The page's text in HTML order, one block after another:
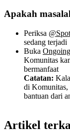
Apakah
Periksa
sedang terjadi
Buka
Komunitas
bermanfaat
Catatan:
di Komunitas,
bantuan dari
Artikel